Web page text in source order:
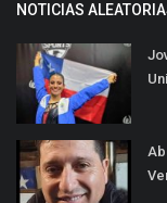
NOTICIAS